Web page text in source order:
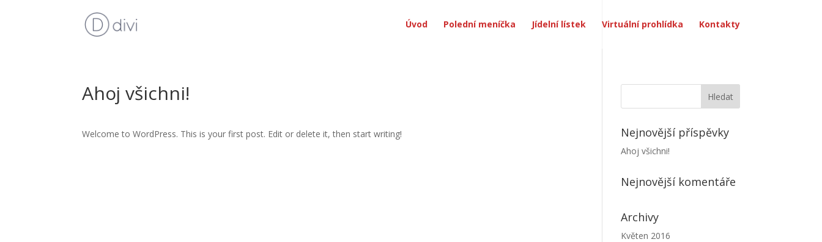
Úvod Polední meníčka Jídelní lístek Virtuální prohlídka Kontakty
Ahoj všichni!
Welcome to WordPress. This is your first post. Edit or delete it, then start writing! Nejnovější příspěvky
Ahoj všichni!
Nejnovější komentáře
Archivy
Květen 2016